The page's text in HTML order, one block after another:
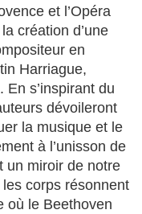
et l’Opéra
création d’une
en
Harriague,
En s’inspirant du
dévoileront
la musique et le
à l’unisson de
un miroir de notre
corps résonnent
où le Beethoven